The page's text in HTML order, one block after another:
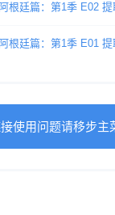
根廷篇：第1季 E02
根廷篇：第1季 E01
使用问题请移步